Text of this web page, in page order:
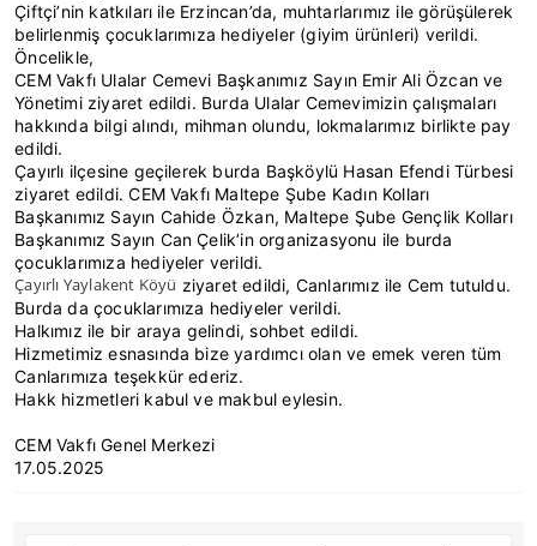
Çiftçi’nin katkıları ile Erzincan’da, muhtarlarımız ile görüşülerek
belirlenmiş çocuklarımıza hediyeler (giyim ürünleri) verildi.
Öncelikle,
CEM Vakfı Ulalar Cemevi Başkanımız Sayın Emir Ali Özcan ve
Yönetimi ziyaret edildi. Burda Ulalar Cemevimizin çalışmaları
hakkında bilgi alındı, mihman olundu, lokmalarımız birlikte pay
edildi.
Çayırlı ilçesine geçilerek burda Başköylü Hasan Efendi Türbesi
ziyaret edildi. CEM Vakfı Maltepe Şube Kadın Kolları
Başkanımız Sayın Cahide Özkan, Maltepe Şube Gençlik Kolları
Başkanımız Sayın Can Çelik’in organizasyonu ile burda
çocuklarımıza hediyeler verildi.
Çayırlı Yaylakent Köyü ziyaret edildi, Canlarımız ile Cem tutuldu.
Burda da çocuklarımıza hediyeler verildi.
Halkımız ile bir araya gelindi, sohbet edildi.
Hizmetimiz esnasında bize yardımcı olan ve emek veren tüm
Canlarımıza teşekkür ederiz.
Hakk hizmetleri kabul ve makbul eylesin.
CEM Vakfı Genel Merkezi
17.05.2025